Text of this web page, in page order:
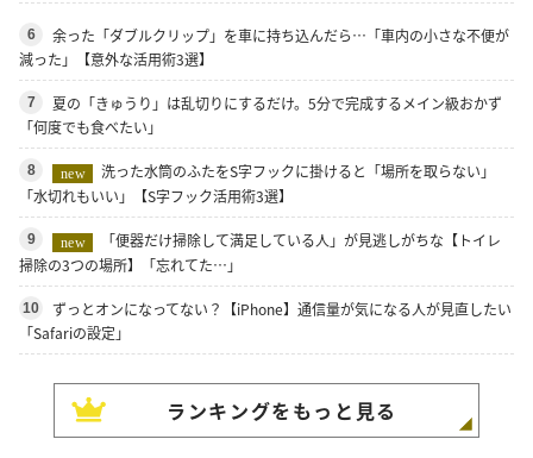
6
余った「ダブルクリップ」を車に持ち込んだら…「車内の小さな不便が
減った」【意外な活用術3選】
7
夏の「きゅうり」は乱切りにするだけ。5分で完成するメイン級おかず
「何度でも食べたい」
8 new
洗った水筒のふたをS字フックに掛けると「場所を取らない」
「水切れもいい」【S字フック活用術3選】
9 new
「便器だけ掃除して満足している人」が見逃しがちな【トイレ
掃除の3つの場所】「忘れてた…」
10
ずっとオンになってない？【iPhone】通信量が気になる人が見直したい
「Safariの設定」
ランキングをもっと見る